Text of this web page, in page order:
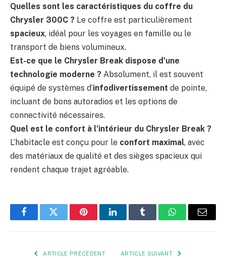
Quelles sont les caractéristiques du coffre du
Chrysler 300C ? Le coffre est particulièrement
spacieux, idéal pour les voyages en famille ou le
transport de biens volumineux.
Est-ce que le Chrysler Break dispose d’une
technologie moderne ? Absolument, il est souvent
équipé de systèmes d’infodivertissement de pointe,
incluant de bons autoradios et les options de
connectivité nécessaires.
Quel est le confort à l’intérieur du Chrysler Break ?
L’habitacle est conçu pour le confort maximal, avec
des matériaux de qualité et des sièges spacieux qui
rendent chaque trajet agréable.
FacebookTwitter PinterestLinkedInTumblr WhatsApp
E-
ARTICLE PRÉCÉDENT ARTICLE SUIVANT